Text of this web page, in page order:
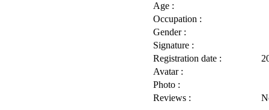
Age :
Occupation :
Gender :
Signature :
Registration date :
Avatar :
Photo :
Reviews :